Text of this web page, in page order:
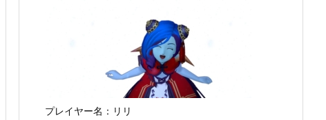
プレイヤー名：リリ